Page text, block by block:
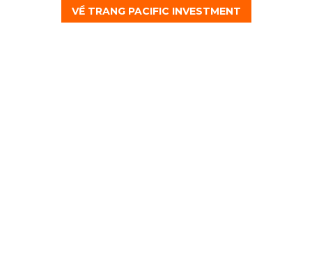
VỀ TRANG PACIFIC INVESTMENT